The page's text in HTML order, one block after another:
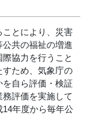
とにより、災害
共の福祉の増進
協力を行うこと
すため、気象庁の
自ら評価・検証
評価を実施して
年度から毎年公